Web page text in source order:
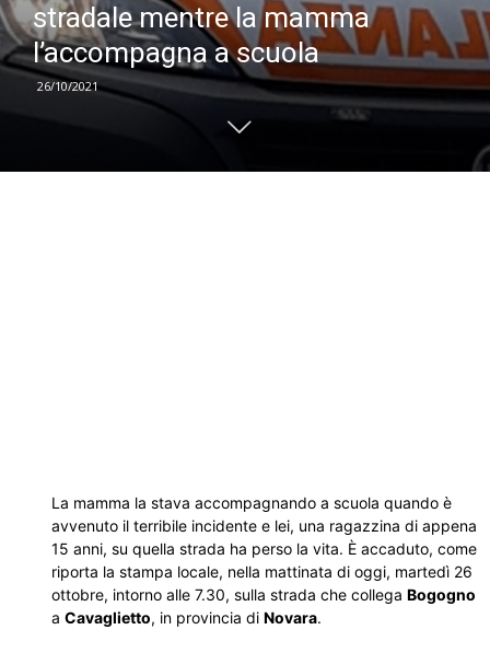
stradale mentre la mamma
l’accompagna a scuola
26/10/2021
La mamma la stava accompagnando a scuola quando è
avvenuto il terribile incidente e lei, una ragazzina di appena
15 anni, su quella strada ha perso la vita. È accaduto, come
riporta la stampa locale, nella mattinata di oggi, martedì 26
ottobre, intorno alle 7.30, sulla strada che collega Bogogno
a Cavaglietto, in provincia di Novara.